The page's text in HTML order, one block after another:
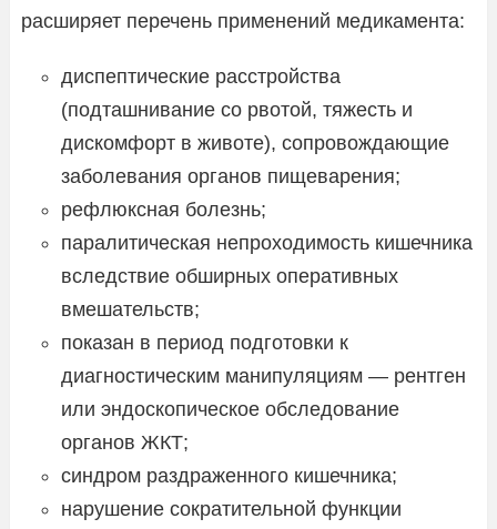
расширяет перечень применений медикамента:
диспептические расстройства
(подташнивание со рвотой, тяжесть и
дискомфорт в животе), сопровождающие
заболевания органов пищеварения;
рефлюксная болезнь;
паралитическая непроходимость кишечника
вследствие обширных оперативных
вмешательств;
показан в период подготовки к
диагностическим манипуляциям — рентген
или эндоскопическое обследование
органов ЖКТ;
синдром раздраженного кишечника;
нарушение сократительной функции